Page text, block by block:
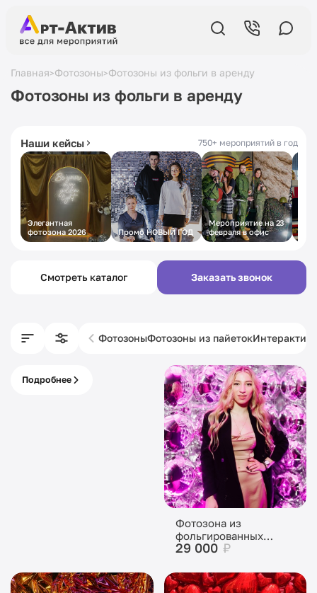
Главная>Фотозоны>Фотозоны из фольги в аренду
Фотозоны из фольги в аренду
5,0в Яндексе
430+ отзывов
19 летна рынке
с 2007 года
Наши кейсы 750+ мероприятий в год
Элегантная
фотозона 2026
Промо НОВЫЙ ГОД
Мероприятие на 23
февраля в офис
Смотреть каталог Заказать звонок
ФотозоныФотозоны из пайеток
Подробнее
Фотозона из
фольгированных
шаров
29 000 ₽